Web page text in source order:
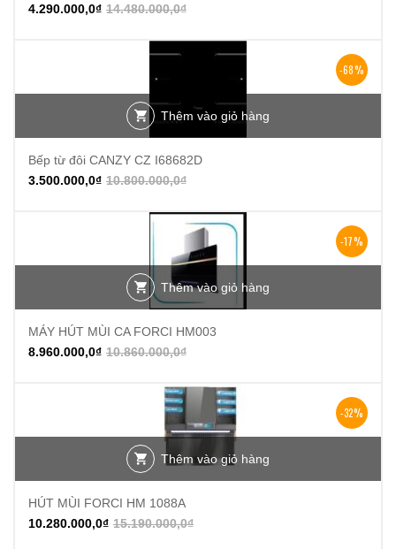
14.480.000,0₫
4.290.000,0₫
-68%
Thêm vào giỏ hàng
Bếp từ đôi CANZY CZ I68682D
10.800.000,0₫
3.500.000,0₫
-17%
Thêm vào giỏ hàng
MÁY HÚT MÙI CA FORCI HM003
10.860.000,0₫
8.960.000,0₫
-32%
Thêm vào giỏ hàng
HÚT MÙI FORCI HM 1088A
15.190.000,0₫
10.280.000,0₫